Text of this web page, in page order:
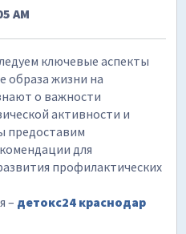
AM
ключевые аспекты
образа жизни на
о важности
активности и
предоставим
для
профилактических
– детокс24 краснодар